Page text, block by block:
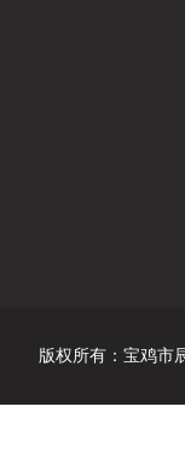
版权所有 ： 宝鸡市